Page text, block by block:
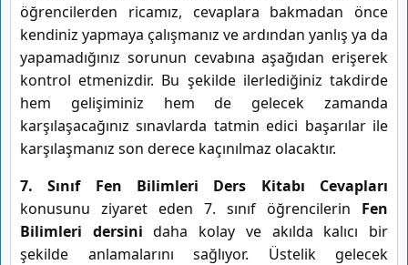
öğrencilerden ricamız, cevaplara bakmadan önce
kendiniz yapmaya çalışmanız ve ardından yanlış ya da
yapamadığınız sorunun cevabına aşağıdan erişerek
kontrol etmenizdir. Bu şekilde ilerlediğiniz takdirde
hem gelişiminiz hem de gelecek zamanda
karşılaşacağınız sınavlarda tatmin edici başarılar ile
karşılaşmanız son derece kaçınılmaz olacaktır.
7. Sınıf Fen Bilimleri Ders Kitabı Cevapları
konusunu ziyaret eden 7. sınıf öğrencilerin Fen
Bilimleri dersini daha kolay ve akılda kalıcı bir
şekilde anlamalarını sağlıyor. Üstelik gelecek